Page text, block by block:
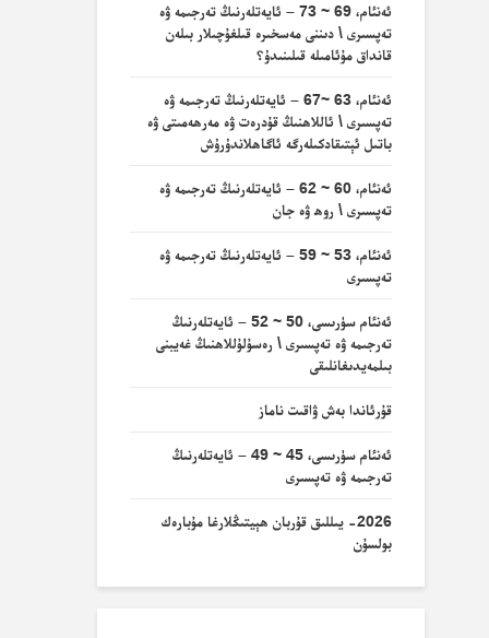
ئەنئام، 69 ~ 73 – ئايەتلەرنىڭ تەرجىمە ۋە
تەپسىرى \ دىننى مەسخىرە قىلغۇچىلار بىلەن
قانداق مۇئامىلە قىلىنىدۇ؟
ئەنئام، 63 ~67 – ئايەتلەرنىڭ تەرجىمە ۋە
تەپسىرى \ ئاللاھنىڭ قۇدرەت ۋە مەرھەمىتى ۋە
باتىل ئېتىقادكىلەرگە ئاگاھلاندۇرۇش
ئەنئام، 60 ~ 62 – ئايەتلەرنىڭ تەرجىمە ۋە
تەپسىرى \ روھ ۋە جان
ئەنئام، 53 ~ 59 – ئايەتلەرنىڭ تەرجىمە ۋە
تەپسىرى
ئەنئام سۈرىسى، 50 ~ 52 – ئايەتلەرنىڭ
تەرجىمە ۋە تەپسىرى \ رەسۇلۇللاھنىڭ غەيبنى
بىلمەيدىغانلىقى
قۇرئاندا بەش ۋاقىت ناماز
ئەنئام سۈرىسى، 45 ~ 49 – ئايەتلەرنىڭ
تەرجىمە ۋە تەپسىرى
2026- يىللىق قۇربان ھېيتىڭلارغا مۇبارەك
بولسۇن